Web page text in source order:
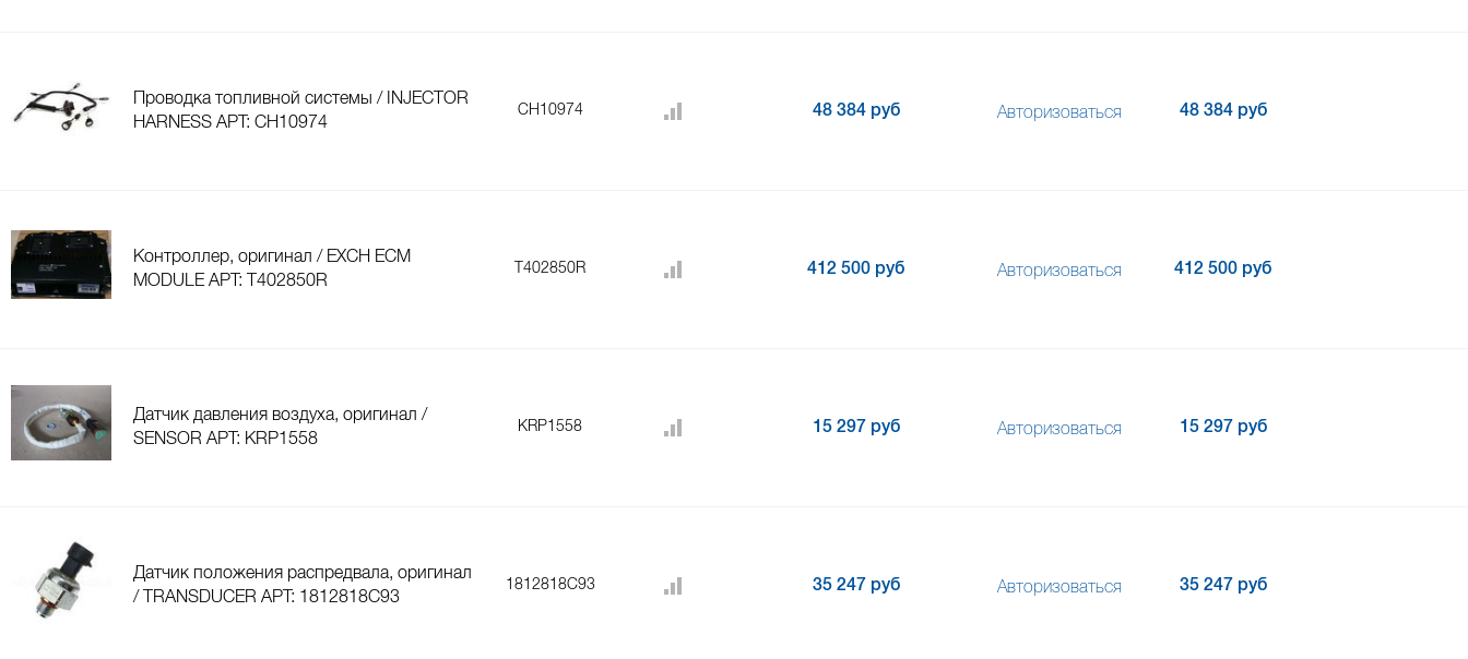
Проводка топливной системы / INJECTOR
HARNESS АРТ: CH10974
CH10974 48 384 руб Авторизоваться 48 384 руб
Контроллер, оригинал / EXCH ECM
MODULE АРТ: T402850R
T402850R 412 500 руб Авторизоваться 412 500 руб
Датчик давления воздуха, оригинал /
SENSOR АРТ: KRP1558
KRP1558 15 297 руб Авторизоваться 15 297 руб
Датчик положения распредвала, оригинал
/ TRANSDUCER АРТ: 1812818C93
1812818C93 35 247 руб Авторизоваться 35 247 руб